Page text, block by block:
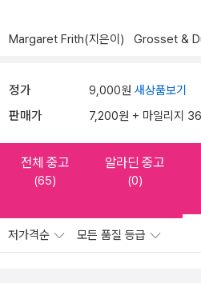
Margaret Frith(지은이) Grosset &
정가 9,000원 새상품보기
판매가 7,200원 + 마일리지
전체 중고
(65)
알라딘 중고
(0)
저가격순 모든 품질 등급